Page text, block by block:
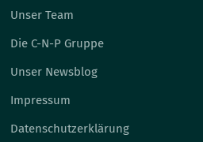
Unser Team
Die C-N-P Gruppe
Unser Newsblog
Impressum
Datenschutzerklärung